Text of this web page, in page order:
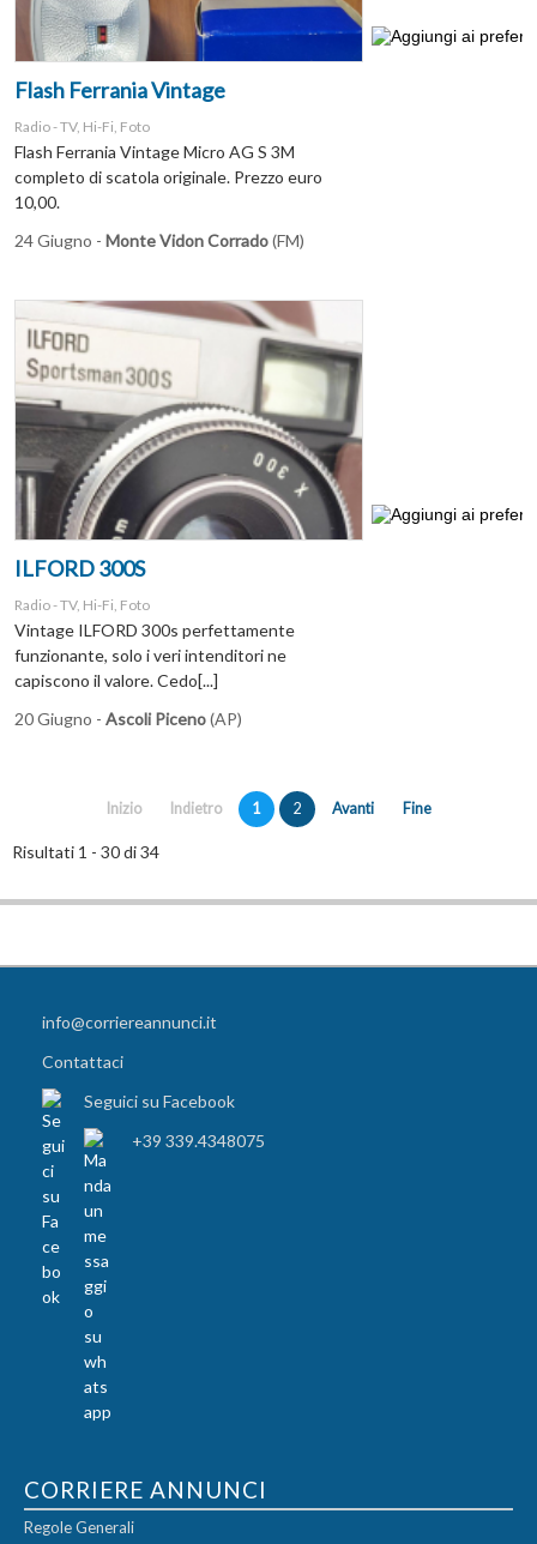
Flash Ferrania Vintage
Radio - TV, Hi-Fi, Foto
Flash Ferrania Vintage Micro AG S 3M
completo di scatola originale. Prezzo euro
10,00.
24 Giugno - Monte Vidon Corrado(FM)
ILFORD 300S
Radio - TV, Hi-Fi, Foto
Vintage ILFORD 300s perfettamente
funzionante, solo i veri intenditori ne
capiscono il valore. Cedo[...]
20 Giugno - Ascoli Piceno(AP)
Inizio Indietro 1 2 Avanti Fine
Risultati 1 - 30 di 34
info@corriereannunci.it
Contattaci
Seguici su Facebook
+39 339.4348075
CORRIERE ANNUNCI
Regole Generali